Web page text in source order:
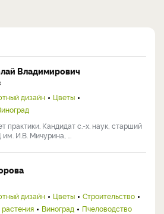
Владимирович
дизайн
Цветы
практики. Кандидат с.-х. наук, старший
И.В. Мичурина, ...
дизайн Цветы
Строительство
Виноград
Пчеловодство